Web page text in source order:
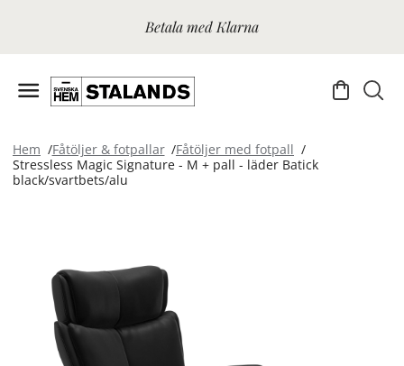
Betala med Klarna
Hem Fåtöljer & fotpallar
Fåtöljer med fotpall
Stressless Magic Signature - M + pall - läder Batick
black/svartbets/alu